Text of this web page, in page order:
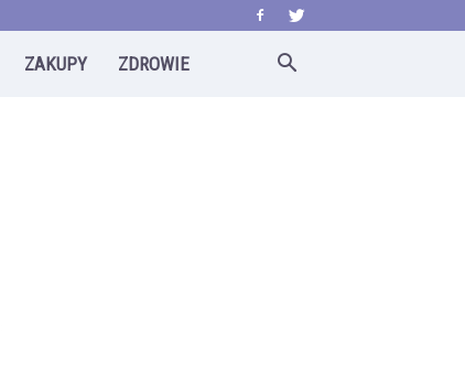
ZAKUPY ZDROWIE